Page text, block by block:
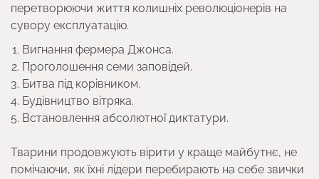
перетворюючи життя колишніх революціонерів на
сувору експлуатацію.
Вигнання фермера Джонса.
Проголошення семи заповідей.
Битва під корівником.
Будівництво вітряка.
Встановлення абсолютної диктатури.
Тварини продовжують вірити у краще майбутнє, не
помічаючи, як їхні лідери перебирають на себе звички